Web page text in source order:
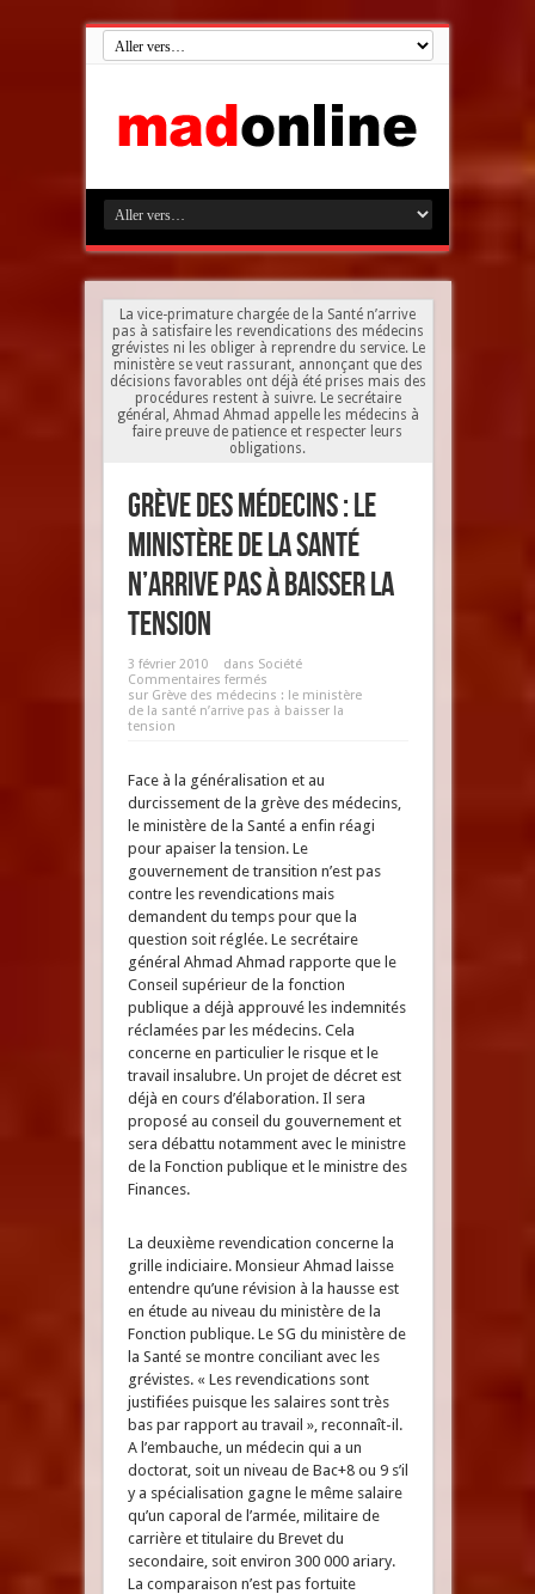
La vice-primature chargée de la Santé n’arrive
pas à satisfaire les revendications des médecins
grévistes ni les obliger à reprendre du service. Le
ministère se veut rassurant, annonçant que des
décisions favorables ont déjà été prises mais des
procédures restent à suivre. Le secrétaire
général, Ahmad Ahmad appelle les médecins à
faire preuve de patience et respecter leurs
obligations.
Grève des médecins : le
ministère de la santé
n’arrive pas à baisser la
tension
3 février 2010 dans Société
Commentaires fermés
sur Grève des médecins : le ministère
de la santé n’arrive pas à baisser la
tension
Face à la généralisation et au
durcissement de la grève des médecins,
le ministère de la Santé a enfin réagi
pour apaiser la tension. Le
gouvernement de transition n’est pas
contre les revendications mais
demandent du temps pour que la
question soit réglée. Le secrétaire
général Ahmad Ahmad rapporte que le
Conseil supérieur de la fonction
publique a déjà approuvé les indemnités
réclamées par les médecins. Cela
concerne en particulier le risque et le
travail insalubre. Un projet de décret est
déjà en cours d’élaboration. Il sera
proposé au conseil du gouvernement et
sera débattu notamment avec le ministre
de la Fonction publique et le ministre des
Finances.
La deuxième revendication concerne la
grille indiciaire. Monsieur Ahmad laisse
entendre qu’une révision à la hausse est
en étude au niveau du ministère de la
Fonction publique. Le SG du ministère de
la Santé se montre conciliant avec les
grévistes. « Les revendications sont
justifiées puisque les salaires sont très
bas par rapport au travail », reconnaît-il.
A l’embauche, un médecin qui a un
doctorat, soit un niveau de Bac+8 ou 9 s’il
y a spécialisation gagne le même salaire
qu’un caporal de l’armée, militaire de
carrière et titulaire du Brevet du
secondaire, soit environ 300 000 ariary.
La comparaison n’est pas fortuite